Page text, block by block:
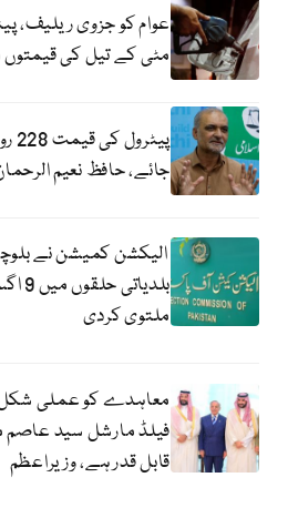
عوام کو جزوی ریلیف،
مٹی کے تیل کی
جائے، حافظ نعیم
ملتوی کردی
معاہدے کو عملی
فیلڈ مارشل سید عاصم
قابل قدر ہے، وزیراعظم